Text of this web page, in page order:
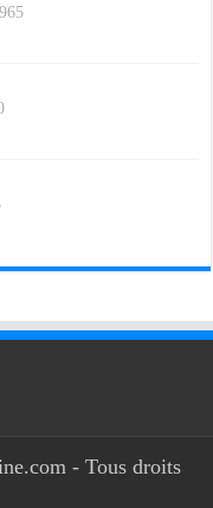
- Tous droits